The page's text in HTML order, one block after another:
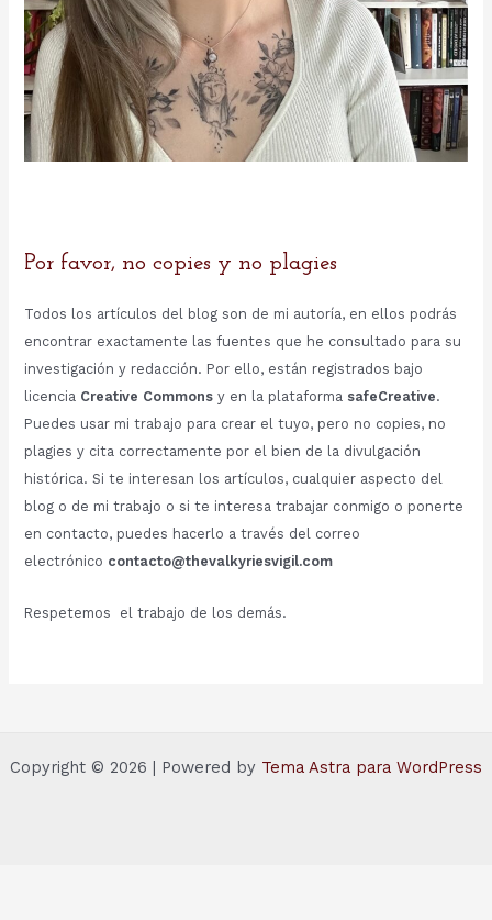
Por favor, no copies y no plagies
Todos los artículos del blog son de mi autoría, en ellos podrás
encontrar exactamente las fuentes que he consultado para su
investigación y redacción. Por ello, están registrados bajo
licencia Creative Commonsy en la plataforma safeCreative.
Puedes usar mi trabajo para crear el tuyo, pero no copies, no
plagies y cita correctamente por el bien de la divulgación
histórica. Si te interesan los artículos, cualquier aspecto del
blog o de mi trabajo o si te interesa trabajar conmigo o ponerte
en contacto, puedes hacerlo a través del correo
electrónico contacto@thevalkyriesvigil.com
Respetemos el trabajo de los demás.
Copyright © 2026 | Powered by Tema Astra para WordPress